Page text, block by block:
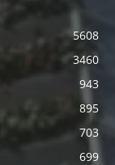
5608
3460
943
895
703
699